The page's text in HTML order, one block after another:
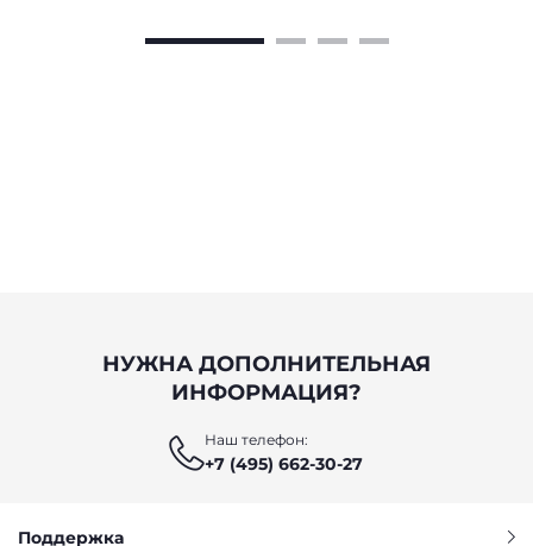
НУЖНА ДОПОЛНИТЕЛЬНАЯ
ИНФОРМАЦИЯ?
Наш телефон:
+7 (495) 662-30-27
Поддержка